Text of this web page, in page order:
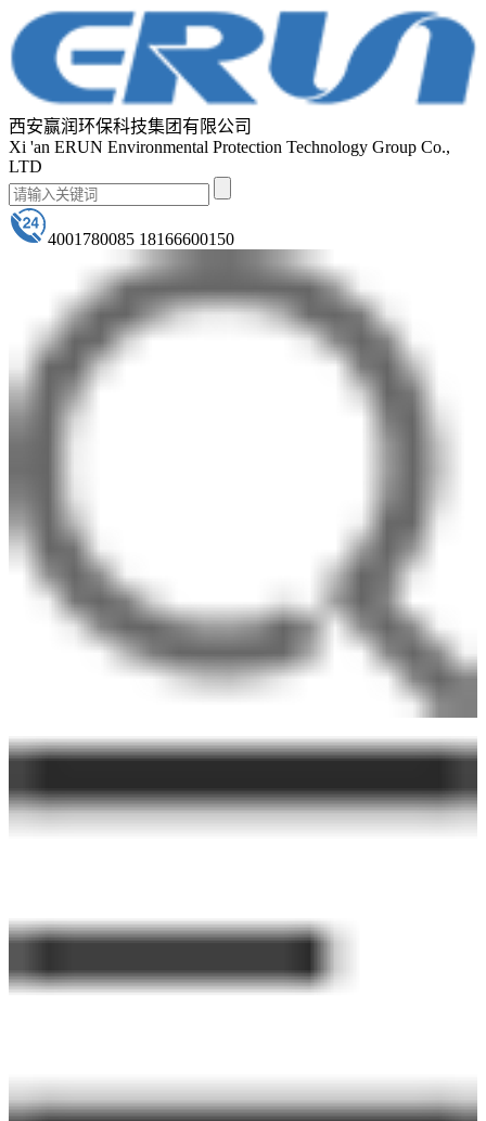
西安赢润环保科技集团有限公司
Xi 'an ERUN Environmental Protection Technology Group Co.,
LTD
4001780085 18166600150